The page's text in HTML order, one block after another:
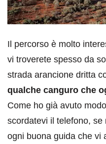
Il percorso è molto
vi troverete spesso da
strada arancione dritta
qualche canguro che
Come ho già avuto
scordatevi il telefono,
ogni buona guida che vi